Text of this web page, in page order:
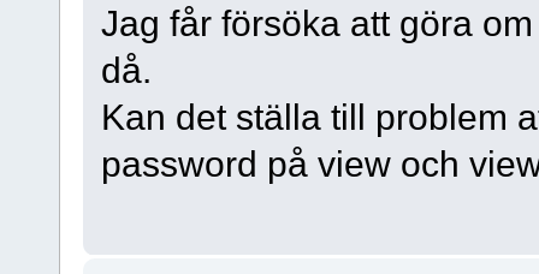
Jag får försöka att göra
då.
Kan det ställa till problem
password på view och